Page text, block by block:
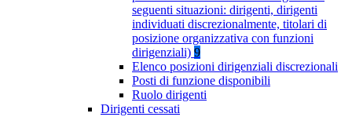
seguenti situazioni: dirigenti, dirigenti
individuati discrezionalmente, titolari di
posizione organizzativa con funzioni
dirigenziali) 9
Elenco posizioni dirigenziali discrezionali
Posti di funzione disponibili
Ruolo dirigenti
Dirigenti cessati